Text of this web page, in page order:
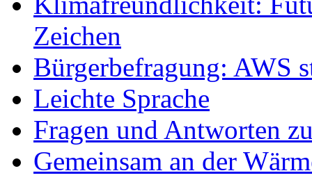
Zeichen
Bürgerbefragung: AWS
Leichte Sprache
Fragen und Antworten
Gemeinsam an der